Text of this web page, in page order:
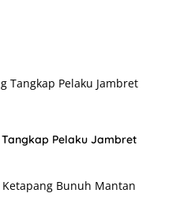
Pelaku Jambret